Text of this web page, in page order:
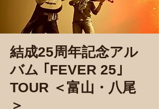
結成25周年記念アル
バム ｢FEVER 25｣
TOUR ＜富山・八尾
＞